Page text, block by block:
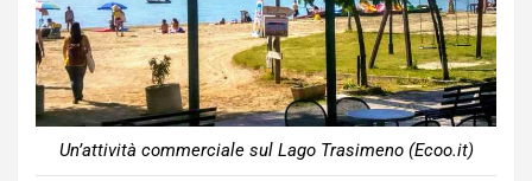
Un’attività commerciale sul Lago Trasimeno (Ecoo.it)